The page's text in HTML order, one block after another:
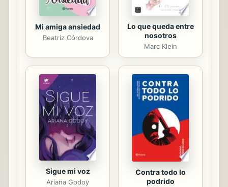
Mi amiga ansiedad
Beatriz Córdova
Lo que queda entre
nosotros
Marc Klein
Sigue mi voz
Ariana Godoy
Contra todo lo
podrido